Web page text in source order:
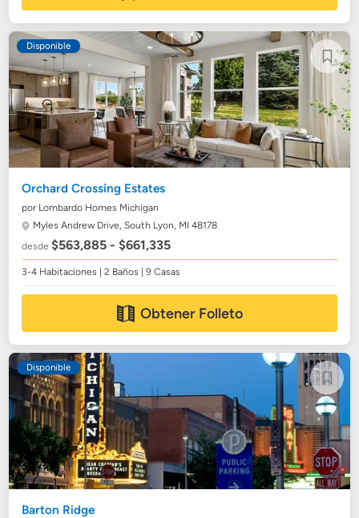
Disponible
Orchard Crossing Estates
por Lombardo Homes Michigan
Myles Andrew Drive,South Lyon, MI 48178
desde$563,885 - $661,335
3-4 Habitaciones | 2 Baños | 9 Casas
Obtener Folleto
Disponible
Barton Ridge